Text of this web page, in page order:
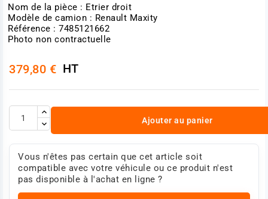
Nom de la pièce : Etrier droit
Modèle de camion : Renault Maxity
Référence : 7485121662
Photo non contractuelle
379,80 € HT
Ajouter au panier
Vous n'êtes pas certain que cet article soit
compatible avec votre véhicule ou ce produit n'est
pas disponible à l'achat en ligne ?